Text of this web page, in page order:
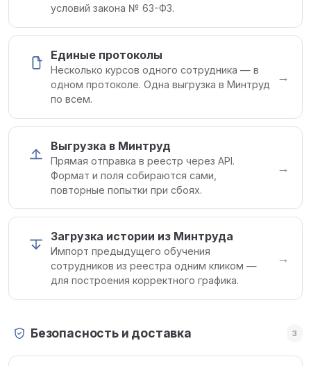
условий закона № 63-ФЗ.
Единые протоколы
Несколько курсов одного сотрудника — в
одном протоколе. Одна выгрузка в Минтруд
по всем.
→
Выгрузка в Минтруд
Прямая отправка в реестр через API.
Формат и поля собираются сами,
повторные попытки при сбоях.
→
Загрузка истории из Минтруда
Импорт предыдущего обучения
сотрудников из реестра одним кликом —
для построения корректного графика.
→
Безопасность и доставка 3